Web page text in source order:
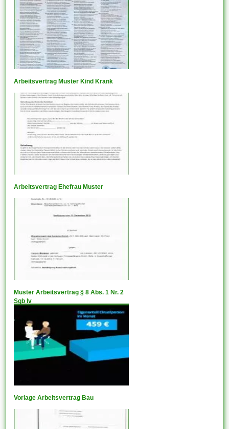
Arbeitsvertrag Muster Kind Krank
Arbeitsvertrag Ehefrau Muster
Muster Arbeitsvertrag § 8 Abs. 1 Nr. 2
Sgb Iv
Vorlage Arbeitsvertrag Bau